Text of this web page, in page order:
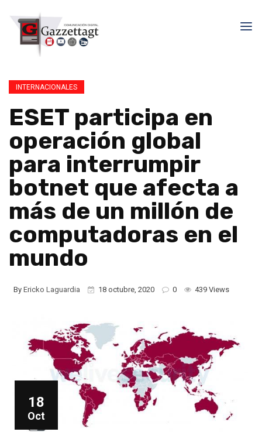
INTERNACIONALES
ESET participa en
operación global
para interrumpir
botnet que afecta a
más de un millón de
computadoras en el
mundo
By Ericko Laguardia 18 octubre, 2020 0 439 Views
18
Oct